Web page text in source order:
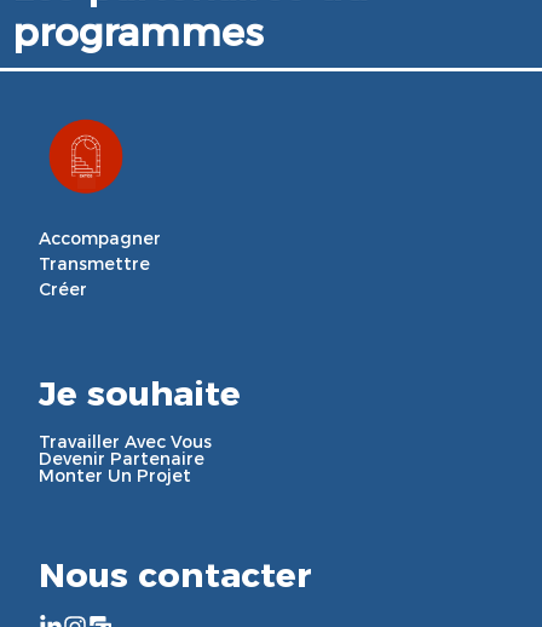
programmes
Accompagner
Transmettre
Créer
Je souhaite
Travailler Avec Vous
Devenir Partenaire
Monter Un Projet
Nous contacter